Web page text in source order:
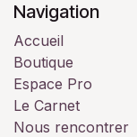
Navigation
Accueil
Boutique
Espace Pro
Le Carnet
Nous rencontrer